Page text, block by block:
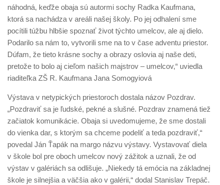
náhodná, keďže obaja sú autormi sochy Radka Kaufmana,
ktorá sa nachádza v areáli našej školy. Po jej odhalení sme
pocítili túžbu hlbšie spoznať život týchto umelcov, ale aj dielo.
Podarilo sa nám to, vytvorili sme na to v čase adventu priestor.
Dúfam, že tieto krásne sochy a obrazy oslovia aj naše deti,
pretože to bolo aj cieľom našich majstrov – umelcov,“ uviedla
riaditeľka ZŠ R. Kaufmana Jana Somogyiová
Výstava v netypických priestoroch dostala názov Pozdrav.
„Pozdraviť sa je ľudské, pekné a slušné. Pozdrav znamená tiež
začiatok komunikácie. Obaja si uvedomujeme, že sme dostali
do vienka dar, s ktorým sa chceme podeliť a teda pozdraviť,“
povedal Ján Ťapák na margo názvu výstavy. Vystavovať diela
v škole bol pre oboch umelcov nový zážitok a uznali, že od
výstav v galériách sa odlišuje. „Niekedy tá emócia na základnej
škole je silnejšia a väčšia ako v galérii,“ dodal Stanislav Trepáč.